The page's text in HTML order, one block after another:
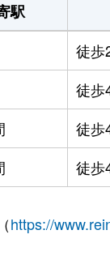
駅
徒歩
徒歩
徒歩
徒歩
https://